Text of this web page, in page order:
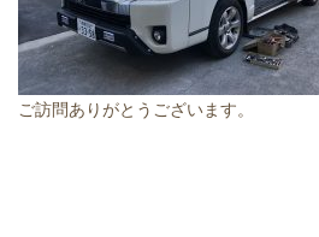
ご訪問ありがとうございます。